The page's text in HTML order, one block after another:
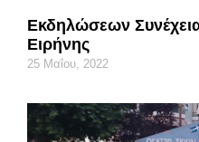
Εκδηλώσεων
Ειρήνης
25 Μαΐου, 2022